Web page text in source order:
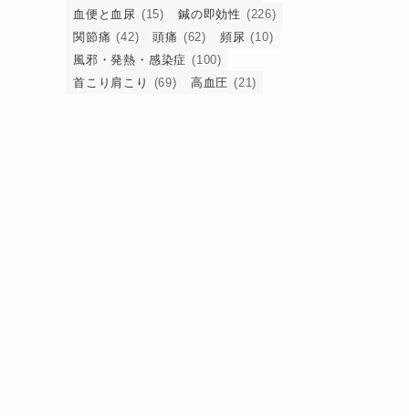
血便と血尿 (15) 鍼の即効性 (226)
関節痛 (42) 頭痛 (62) 頻尿 (10)
風邪・発熱・感染症 (100)
首こり肩こり
(69) 高血圧 (21)